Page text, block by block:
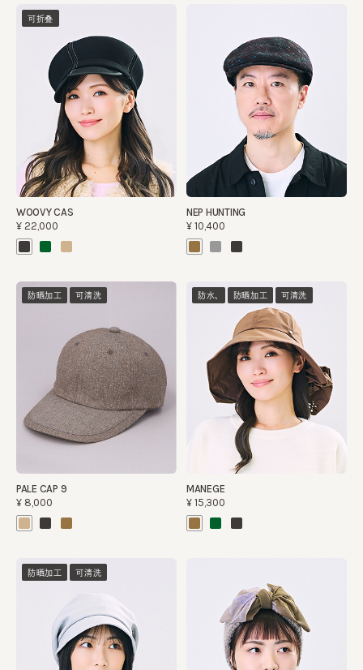
可折叠
WOOVY CAS
¥22,000
NEP HUNTING
¥10,400
防晒加工 可清洗
PALE CAP 9
¥8,000
防水、 防晒加工 可清洗
MANEGE
¥15,300
防晒加工 可清洗